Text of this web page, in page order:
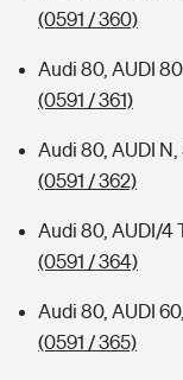
(0591 / 360)
Audi 80, AUDI
(0591 / 361)
Audi 80, AUDI
(0591 / 362)
Audi 80, AUDI/4
(0591 / 364)
Audi 80, AUDI
(0591 / 365)